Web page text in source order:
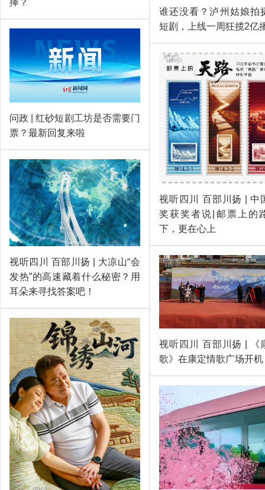
捧？
问政 | 红砂短剧工坊是否需要门
票？最新回复来啦
视听四川 百部川扬 | 大凉山“会
发热”的高速藏着什么秘密？用
耳朵来寻找答案吧！
谁还没看？泸州姑娘拍
短剧，上线一周狂揽2亿
视听四川 百部川扬 | 中
奖获奖者说|邮票上的
下，更在心上
视听四川 百部川扬 | 《
歌》在康定情歌广场开机